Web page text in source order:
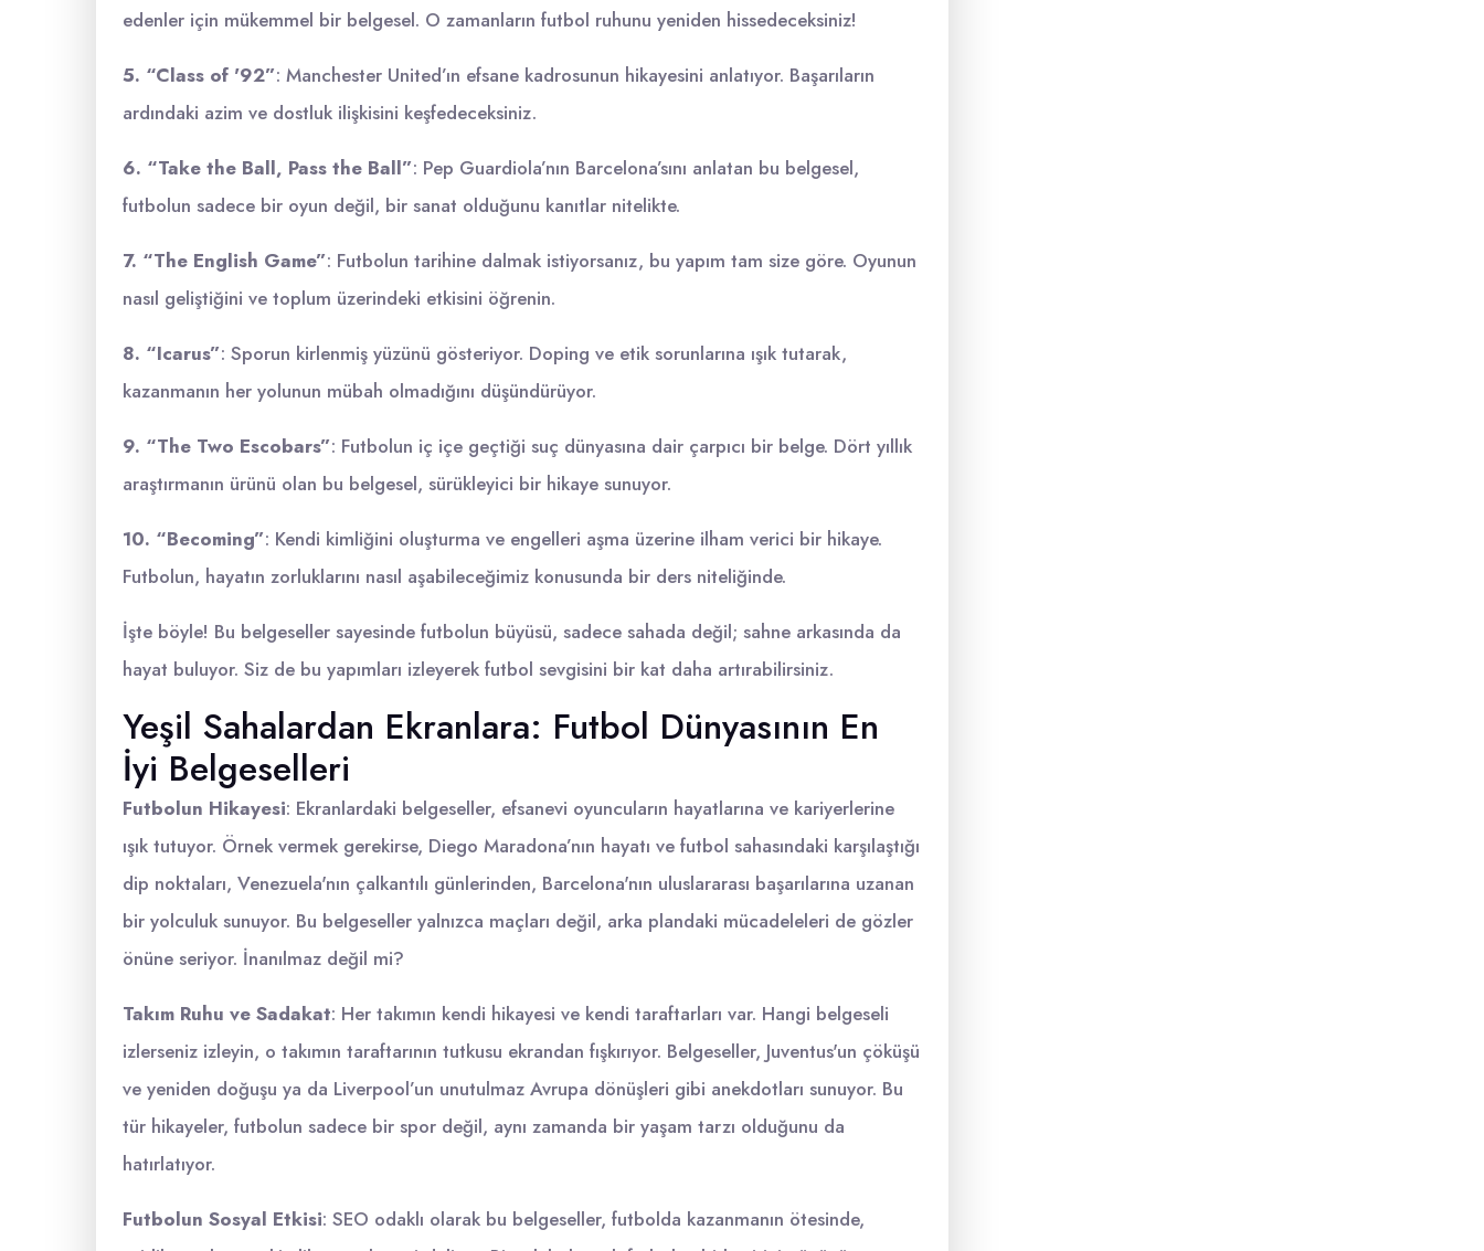
edenler için mükemmel bir belgesel. O zamanların futbol ruhunu yeniden hissedeceksiniz!
5. “Class of '92”: Manchester United’ın efsane kadrosunun hikayesini anlatıyor. Başarıların
ardındaki azim ve dostluk ilişkisini keşfedeceksiniz.
6. “Take the Ball, Pass the Ball”: Pep Guardiola’nın Barcelona’sını anlatan bu belgesel,
futbolun sadece bir oyun değil, bir sanat olduğunu kanıtlar nitelikte.
7. “The English Game”: Futbolun tarihine dalmak istiyorsanız, bu yapım tam size göre. Oyunun
nasıl geliştiğini ve toplum üzerindeki etkisini öğrenin.
8. “Icarus”: Sporun kirlenmiş yüzünü gösteriyor. Doping ve etik sorunlarına ışık tutarak,
kazanmanın her yolunun mübah olmadığını düşündürüyor.
9. “The Two Escobars”: Futbolun iç içe geçtiği suç dünyasına dair çarpıcı bir belge. Dört yıllık
araştırmanın ürünü olan bu belgesel, sürükleyici bir hikaye sunuyor.
10. “Becoming”: Kendi kimliğini oluşturma ve engelleri aşma üzerine ilham verici bir hikaye.
Futbolun, hayatın zorluklarını nasıl aşabileceğimiz konusunda bir ders niteliğinde.
İşte böyle! Bu belgeseller sayesinde futbolun büyüsü, sadece sahada değil; sahne arkasında da
hayat buluyor. Siz de bu yapımları izleyerek futbol sevgisini bir kat daha artırabilirsiniz.
Yeşil Sahalardan Ekranlara: Futbol Dünyasının En
İyi Belgeselleri
Futbolun Hikayesi: Ekranlardaki belgeseller, efsanevi oyuncuların hayatlarına ve kariyerlerine
ışık tutuyor. Örnek vermek gerekirse, Diego Maradona’nın hayatı ve futbol sahasındaki karşılaştığı
dip noktaları, Venezuela'nın çalkantılı günlerinden, Barcelona'nın uluslararası başarılarına uzanan
bir yolculuk sunuyor. Bu belgeseller yalnızca maçları değil, arka plandaki mücadeleleri de gözler
önüne seriyor. İnanılmaz değil mi?
Takım Ruhu ve Sadakat: Her takımın kendi hikayesi ve kendi taraftarları var. Hangi belgeseli
izlerseniz izleyin, o takımın taraftarının tutkusu ekrandan fışkırıyor. Belgeseller, Juventus'un çöküşü
ve yeniden doğuşu ya da Liverpool’un unutulmaz Avrupa dönüşleri gibi anekdotları sunuyor. Bu
tür hikayeler, futbolun sadece bir spor değil, aynı zamanda bir yaşam tarzı olduğunu da
hatırlatıyor.
Futbolun Sosyal Etkisi: SEO odaklı olarak bu belgeseller, futbolda kazanmanın ötesinde,